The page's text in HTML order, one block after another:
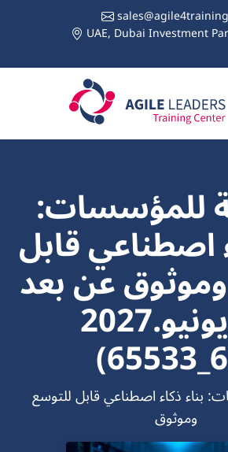
UAE, Dubai Investment
للمؤسسات:
اصطناعي قابل
عن بعد
15.يونيو.2027
بناء ذكاء اصطناعي قابل للتوسع
وموثوق